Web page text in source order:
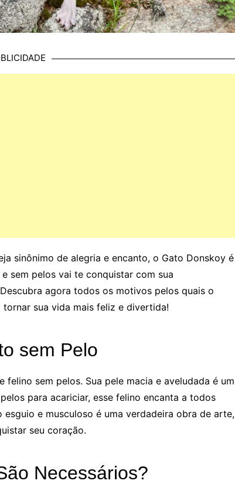
sinônimo de alegria e encanto, o Gato Donskoy é
sem pelos vai te conquistar com sua
agora todos os motivos pelos quais o
sua vida mais feliz e divertida!
sem Pelo
sem pelos. Sua pele macia e aveludada é um
para acariciar, esse felino encanta a todos
e musculoso é uma verdadeira obra de arte,
seu coração.
Necessários?